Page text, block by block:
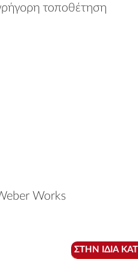
τοποθέτηση
Works
ΣΤΗΝ ΊΔΙΑ